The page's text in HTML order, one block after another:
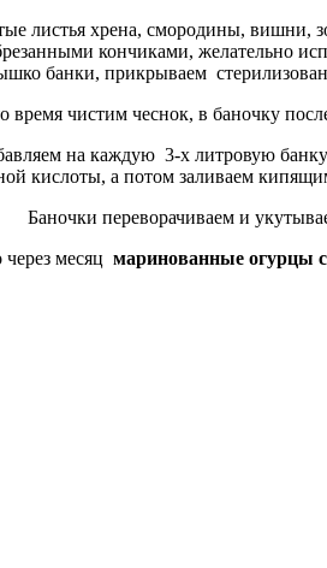
листья хрена, смородины,
кончиками, желательно
банки, прикрываем
время чистим чеснок, в баночку
на каждую 3-х литровую
кислоты, а потом заливаем
Баночки переворачиваем и
месяц маринованные огурцы